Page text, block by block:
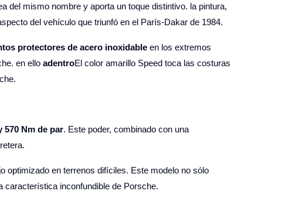
del mismo nombre y aporta un toque distintivo. la pintura,
del vehículo que triunfó en el París-Dakar de 1984.
protectores de acero inoxidable en los extremos
en ello adentroEl color amarillo Speed ​​toca las costuras
​​570 Nm de par. Este poder, combinado con una
optimizado en terrenos difíciles. Este modelo no sólo
característica inconfundible de Porsche.